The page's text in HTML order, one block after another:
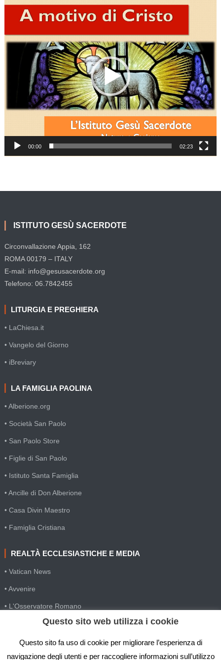
Player
00:00 02:23
ISTITUTO GESÙ SACERDOTE
Circonvallazione Appia, 162
ROMA 00179 – ITALY
E-mail: info@gesusacerdote.org
Telefono: 06.7842455
LITURGIA E PREGHIERA
• LaChiesa.it
• Vangelo del Giorno
• iBreviary
LA FAMIGLIA PAOLINA
• Alberione.org
• Società San Paolo
• San Paolo Store
• Figlie di San Paolo
• Istituto Santa Famiglia
• Ancille di Don Alberione
• Casa Divin Maestro
• Famiglia Cristiana
REALTÀ ECCLESIASTICHE E MEDIA
• Vatican News
• Avvenire
• L'Osservatore Romano
• SIR Agenzia d'informazione
• Gesuiti Villapizzone
• Settimana della Comunicazione
Questo sito web utilizza i cookie
Questo sito fa uso di cookie per migliorare l’esperienza di
navigazione degli utenti e per raccogliere informazioni sull’utilizzo